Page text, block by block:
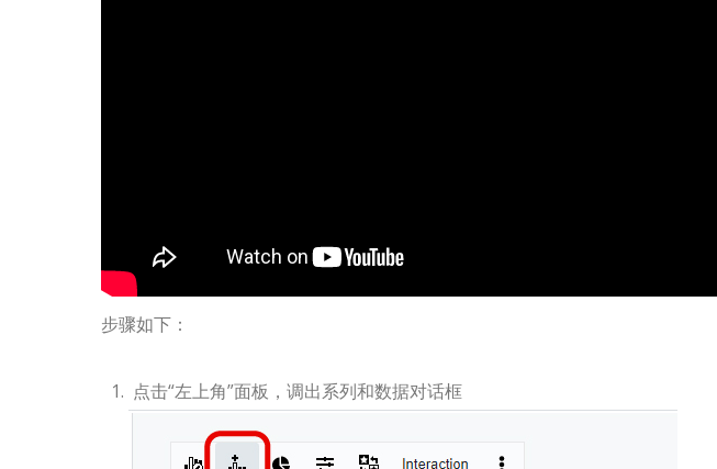
步骤如下：
点击“左上角”面板，调出系列和数据对话框